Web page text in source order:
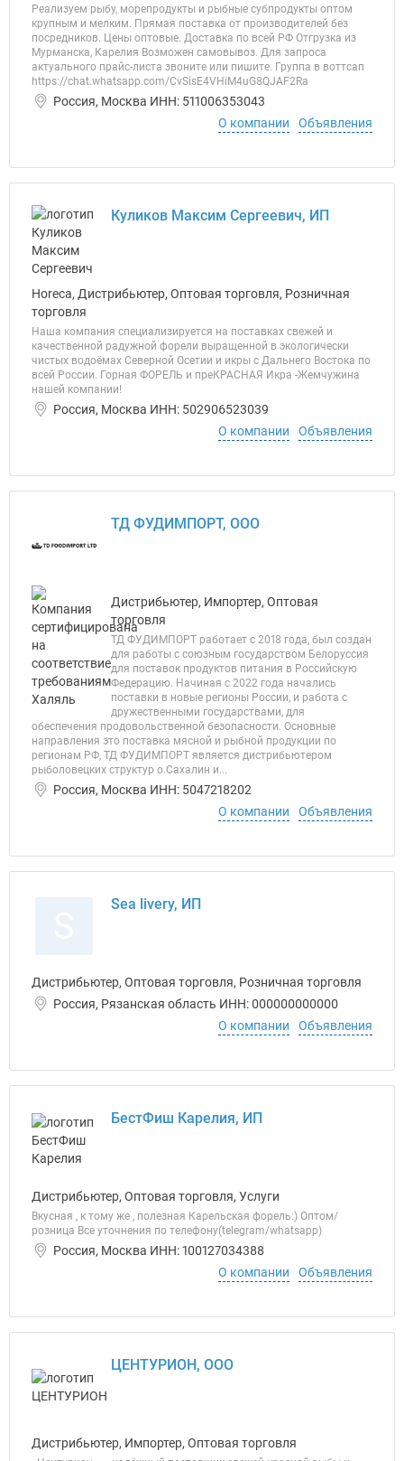
Реализуем рыбу, морепродукты и рыбные субпродукты оптом
крупным и мелким. Прямая поставка от производителей без
посредников. Цены оптовые. Доставка по всей РФ Отгрузка из
Мурманска, Карелия Возможен самовывоз. Для запроса
актуального прайс-листа звоните или пишите. Группа в воттсап
https://chat.whatsapp.com/CvSisE4VHiM4uG8QJAF2Ra
Россия, Москва ИНН: 511006353043
О компании
Объявления
Куликов Максим Сергеевич, ИП
Horeca, Дистрибьютер, Оптовая торговля, Розничная
торговля
Наша компания специализируется на поставках свежей и
качественной радужной форели выращенной в экологически
чистых водоёмах Северной Осетии и икры с Дальнего Востока по
всей России. Горная ФОРЕЛЬ и преКРАСНАЯ Икра -Жемчужина
нашей компании!
Россия, Москва ИНН: 502906523039
О компании
Объявления
ТД ФУДИМПОРТ, ООО
Дистрибьютер, Импортер, Оптовая
торговля
ТД ФУДИМПОРТ работает с 2018 года, был создан
для работы с союзным государством Белоруссия
для поставок продуктов питания в Российскую
Федерацию. Начиная с 2022 года начались
поставки в новые регионы России, и работа с
дружественными государствами, для
обеспечения продовольственной безопасности. Основные
направления это поставка мясной и рыбной продукции по
регионам РФ, ТД ФУДИМПОРТ является дистрибьютером
рыболовецких структур о.Сахалин и...
Россия, Москва ИНН: 5047218202
О компании
Объявления
Sea livery, ИП
Дистрибьютер, Оптовая торговля, Розничная торговля
Россия, Рязанская область ИНН: 000000000000
О компании
Объявления
БестФиш Карелия, ИП
Дистрибьютер, Оптовая торговля, Услуги
Вкусная , к тому же , полезная Карельская форель:) Оптом/
розница Все уточнения по телефону(telegram/whatsapp)
Россия, Москва ИНН: 100127034388
О компании
Объявления
ЦЕНТУРИОН, ООО
Дистрибьютер, Импортер, Оптовая торговля